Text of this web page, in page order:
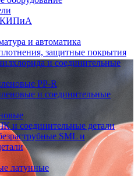
КИПиА
и автоматика
защитные покрытия
и соединительные
PP-R
и соединительные
и соединительные детали
SML и
латунные